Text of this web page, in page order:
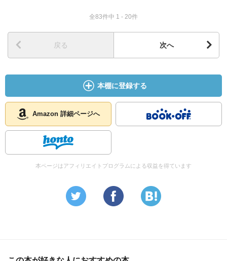
全83件中 1 - 20件
戻る 次へ
本棚に登録する
Amazon 詳細ページへ
本ページはアフィリエイトプログラムによる収益を得ています